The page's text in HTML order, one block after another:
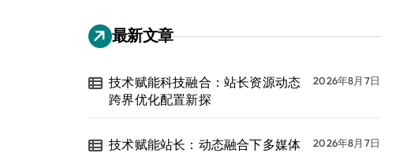
最新文章
技术赋能科技融合：站长资源动态
跨界优化配置新探
2026年8月7日
技术赋能站长：动态融合下多媒体
2026年8月7日